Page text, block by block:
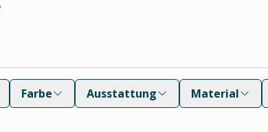
Farbe Ausstattung Material